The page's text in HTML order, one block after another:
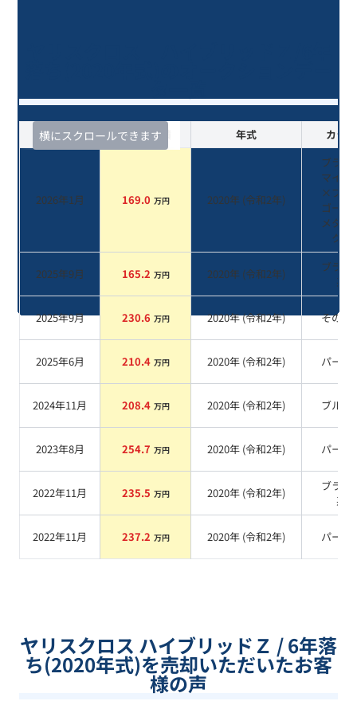
横にスクロールできます
査定時期 セルカ実績 年式 カラー
2026年1月 169.0 万円 2020年 (令和2年)
ブラッ
マイカ
×ブラ
ゴール
メタリ
ク
2025年9月 165.2 万円 2020年 (令和2年)
ブラッ
系
2025年9月 230.6 万円 2020年 (令和2年) その他
2025年6月 210.4 万円 2020年 (令和2年) パール
2024年11月 208.4 万円 2020年 (令和2年) ブルー
2023年8月 254.7 万円 2020年 (令和2年) パール
2022年11月 235.5 万円 2020年 (令和2年)
ブラッ
系
2022年11月 237.2 万円 2020年 (令和2年) パール
ヤリスクロス ハイブリッドＺ / 6年落
ち(2020年式)を売却いただいたお客
様の声